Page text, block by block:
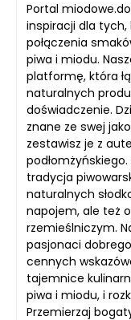
Portal
inspiracji dla
połączenia
piwa i miodu.
platformę, która
naturalnych
doświadczenie.
znane ze swej
zestawisz je z
tradycja
naturalnych
napojem, ale też
rzemieślniczym.
pasjonaci
cennych
tajemnice
piwa i miodu, i
Przemierzaj